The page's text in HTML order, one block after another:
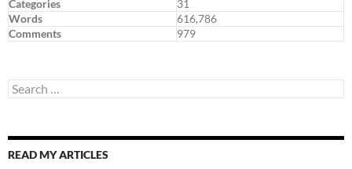
Categories
31
Words
616,786
Comments
979
Search
for:
READ MY ARTICLES